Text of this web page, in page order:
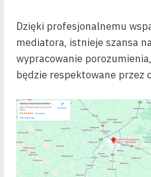
Dzięki profesjonalnemu
mediatora, istnieje szansa
wypracowanie
będzie respektowane przez